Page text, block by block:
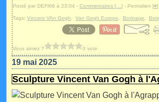
Posté par DEFI66 à 23:04 - Commentaires [ ] - Permalien [#]
Tags: Vincent VAn Gogh Van Gogh Europe Borinage
Vous aimez ? 0 vote
19 mai 2025
Sculpture Vincent Van Gogh à